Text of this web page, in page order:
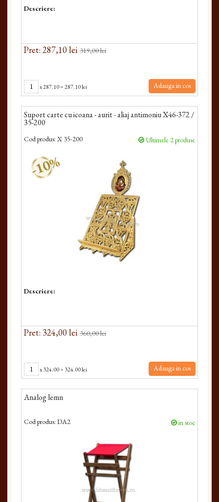
Descriere:
Pret: 287,10 lei 319,00 lei
x287.10=287.10 lei Adauga in cos
Suport carte cu icoana - aurit - aliaj antimoniu X46-372 /
35-200
Cod produs: X 35-200 Ultimele 2 produse
-10%
Descriere:
Pret: 324,00 lei 360,00 lei
x324.00= 324.00 lei Adauga in cos
Analog lemn
Cod produs: DA2 in stoc